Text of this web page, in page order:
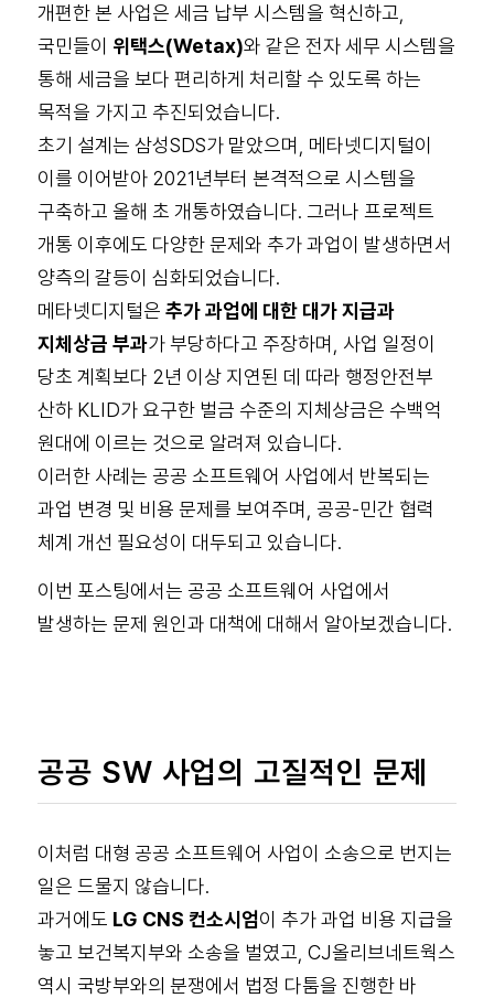
개편한 본 사업은 세금 납부 시스템을 혁신하고,
국민들이 위택스(Wetax)와 같은 전자 세무 시스템을
통해 세금을 보다 편리하게 처리할 수 있도록 하는
목적을 가지고 추진되었습니다.
초기 설계는 삼성SDS가 맡았으며, 메타넷디지털이
이를 이어받아 2021년부터 본격적으로 시스템을
구축하고 올해 초 개통하였습니다. 그러나 프로젝트
개통 이후에도 다양한 문제와 추가 과업이 발생하면서
양측의 갈등이 심화되었습니다.
메타넷디지털은 추가 과업에 대한 대가 지급과
지체상금 부과가 부당하다고 주장하며, 사업 일정이
당초 계획보다 2년 이상 지연된 데 따라 행정안전부
산하 KLID가 요구한 벌금 수준의 지체상금은 수백억
원대에 이르는 것으로 알려져 있습니다.
이러한 사례는 공공 소프트웨어 사업에서 반복되는
과업 변경 및 비용 문제를 보여주며, 공공-민간 협력
체계 개선 필요성이 대두되고 있습니다.
이번 포스팅에서는 공공 소프트웨어 사업에서
발생하는 문제 원인과 대책에 대해서 알아보겠습니다.
공공 SW 사업의 고질적인 문제
이처럼 대형 공공 소프트웨어 사업이 소송으로 번지는
일은 드물지 않습니다.
과거에도 LG CNS 컨소시엄이 추가 과업 비용 지급을
놓고 보건복지부와 소송을 벌였고, CJ올리브네트웍스
역시 국방부와의 분쟁에서 법정 다툼을 진행한 바